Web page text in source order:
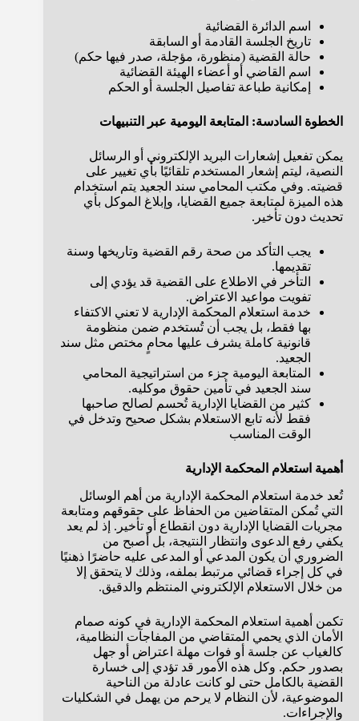
اسم الدائرة القضائية
تاريخ الجلسة القادمة أو السابقة
حالة القضية (منظورة، مؤجلة، صدر فيها حكم)
اسم القاضي أو أعضاء الهيئة القضائية
إمكانية طباعة تفاصيل الجلسة أو الحكم
الخطوة السادسة: المتابعة اليومية عبر التنبيهات
يمكن تفعيل إشعارات البريد الإلكتروني أو الرسائل
النصية، ليتم إشعار المستخدم تلقائيًا بأي تغيير على
قضيته. وفي مكتب المحامي سند الجعيد يتم استخدام
هذه الميزة لمتابعة جميع القضايا، وإبلاغ الموكل بأي
تحديث دون تأخير.
يجب التأكد من صحة رقم القضية وتاريخها وسنة
تقديمها.
التأخر في الاطلاع على القضية قد يؤدي إلى
تفويت مواعيد الاعتراض.
خدمة استعلام المحكمة الإدارية لا تعني الاكتفاء
بها فقط، بل يجب أن تُستخدم ضمن منظومة
قانونية كاملة يشرف عليها محامٍ مختص مثل سند
الجعيد.
المتابعة اليومية جزء من استراتيجية المحامي
سند الجعيد في تأمين حقوق موكليه.
كثير من القضايا الإدارية تُحسم لصالح صاحبها
فقط لأنه تابع الاستعلام بشكل صحيح وتدخل في
الوقت المناسب
أهمية استعلام المحكمة الإدارية
تُعد خدمة استعلام المحكمة الإدارية من أهم الوسائل
التي تُمكن المتقاضين من الحفاظ على حقوقهم ومتابعة
مجريات القضايا الإدارية دون انقطاع أو تأخير. إذ لم يعد
يكفي رفع الدعوى وانتظار النتيجة، بل أصبح من
الضروري أن يكون المدعي أو المدعى عليه حاضرًا ذهنيًا
في كل إجراء قضائي مرتبط بملفه، وذلك لا يتحقق إلا
من خلال الاستعلام الإلكتروني المنتظم والدقيق.
تكمن أهمية استعلام المحكمة الإدارية في كونه صمام
الأمان الذي يحمي المتقاضي من المفاجآت النظامية،
كالغياب عن جلسة أو فوات مهلة اعتراض أو جهل
بصدور حكم. وكل هذه الأمور قد تؤدي إلى خسارة
القضية بالكامل حتى لو كانت عادلة من الناحية
الموضوعية، لأن النظام لا يرحم من يهمل في الشكليات
والإجراءات.